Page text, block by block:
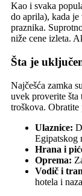
Kao i svaka
do aprila), kada
praznika.
niže cene izleta.
Šta je
Najčešća zamka
uvek proverite šta
troškova. Obratite
Ulaznice:
Egipatskog
Hrana i
Oprema:
Vodič i
hotela i